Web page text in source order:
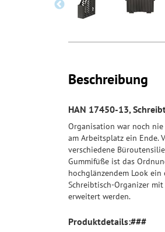
Beschreibung
HAN 17450-13,
Organisation war noch
am Arbeitsplatz ein Ende.
verschiedene
Gummifüße ist das
hochglänzendem Look
Schreibtisch-Organizer
erweitert werden.
Produktdetails:###